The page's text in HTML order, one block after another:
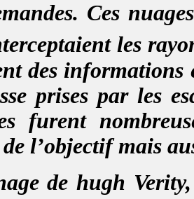
Ces
les
des
prises par les
furent
l’objectif mais
de hugh